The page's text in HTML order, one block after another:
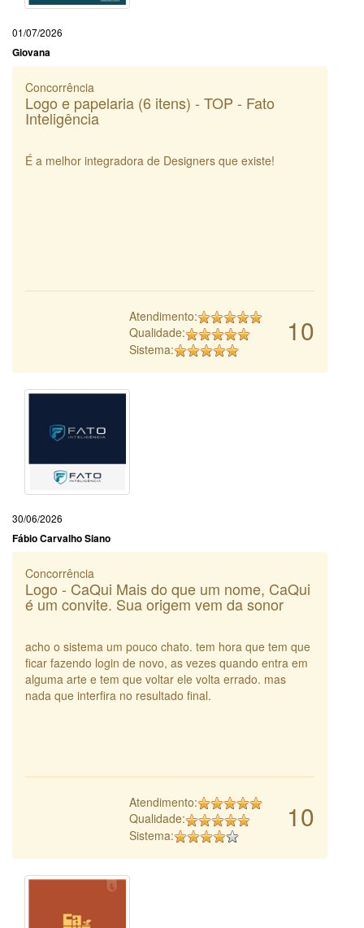
01/07/2026
Giovana
Concorrência
Logo e papelaria (6 itens) - TOP - Fato
Inteligência
É a melhor integradora de Designers que existe!
10
Atendimento:
Qualidade:
Sistema:
30/06/2026
Fábio Carvalho Siano
Concorrência
Logo - CaQui Mais do que um nome, CaQui
é um convite. Sua origem vem da sonor
acho o sistema um pouco chato. tem hora que tem que
ficar fazendo login de novo, as vezes quando entra em
alguma arte e tem que voltar ele volta errado. mas
nada que interfira no resultado final.
10
Atendimento:
Qualidade:
Sistema: